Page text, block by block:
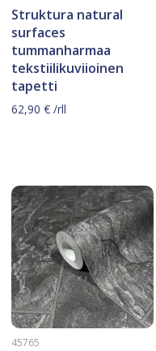
Struktura natural
surfaces
tummanharmaa
tekstiilikuviioinen
tapetti
62,90€ /rll
45765